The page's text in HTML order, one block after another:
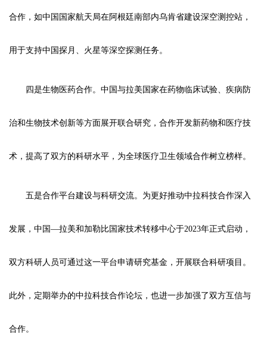
合作，如中国国家航天局在阿根廷南部内乌肯省建设深空测控站，
用于支持中国探月、火星等深空探测任务。
四是生物医药合作。中国与拉美国家在药物临床试验、疾病防
治和生物技术创新等方面展开联合研究，合作开发新药物和医疗技
术，提高了双方的科研水平，为全球医疗卫生领域合作树立榜样。
五是合作平台建设与科研交流。为更好推动中拉科技合作深入
发展，中国—拉美和加勒比国家技术转移中心于2023年正式启动，
双方科研人员可通过这一平台申请研究基金，开展联合科研项目。
此外，定期举办的中拉科技合作论坛，也进一步加强了双方互信与
合作。